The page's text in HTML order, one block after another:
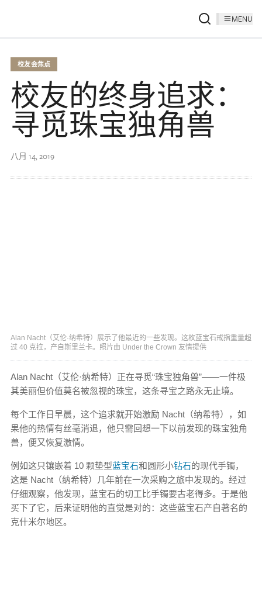
MENU
校友会焦点
校友的终身追求：
寻觅珠宝独角兽
八月 14, 2019
Alan Nacht（艾伦·纳希特）展示了他最近的一些发现。这枚蓝宝石戒指重量超
过 40 克拉，产自斯里兰卡。照片由 Under the Crown 友情提供
Alan Nacht（艾伦·纳希特）正在寻觅“珠宝独角兽”——一件极
其美丽但价值莫名被忽视的珠宝，这条寻宝之路永无止境。
每个工作日早晨，这个追求就开始激励 Nacht（纳希特），如
果他的热情有丝毫消退，他只需回想一下以前发现的珠宝独角
兽，便又恢复激情。
例如这只镶嵌着 10 颗垫型蓝宝石和圆形小钻石的现代手镯，
这是 Nacht（纳希特）几年前在一次采购之旅中发现的。经过
仔细观察，他发现，蓝宝石的切工比手镯要古老得多。于是他
买下了它，后来证明他的直觉是对的：这些蓝宝石产自著名的
克什米尔地区。